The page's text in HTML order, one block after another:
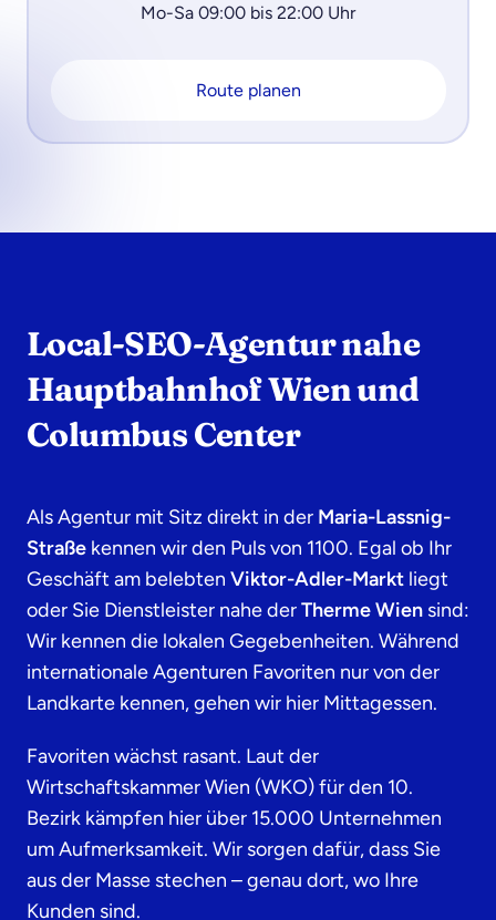
Mo-Sa 09:00 bis 22:00 Uhr
Route planen
Local-SEO-Agentur nahe
Hauptbahnhof Wien und
Columbus Center
Als Agentur mit Sitz direkt in der Maria-Lassnig-
Straße kennen wir den Puls von 1100. Egal ob Ihr
Geschäft am belebten Viktor-Adler-Markt liegt
oder Sie Dienstleister nahe derTherme Wien sind:
Wir kennen die lokalen Gegebenheiten. Während
internationale Agenturen Favoriten nur von der
Landkarte kennen, gehen wir hier Mittagessen.
Favoriten wächst rasant. Laut der
Wirtschaftskammer Wien (WKO) für den 10.
Bezirk kämpfen hier über 15.000 Unternehmen
um Aufmerksamkeit. Wir sorgen dafür, dass Sie
aus der Masse stechen – genau dort, wo Ihre
Kunden sind.